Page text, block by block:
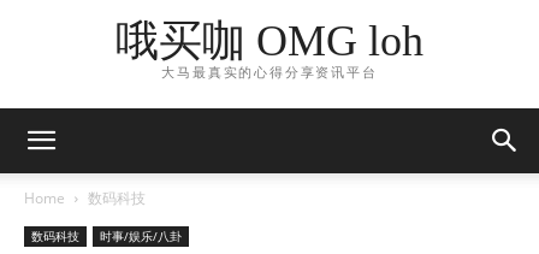
哦买咖 OMG loh
大马最真实的心得分享资讯平台
Home 数码科技
数码科技 时事/娱乐/八卦